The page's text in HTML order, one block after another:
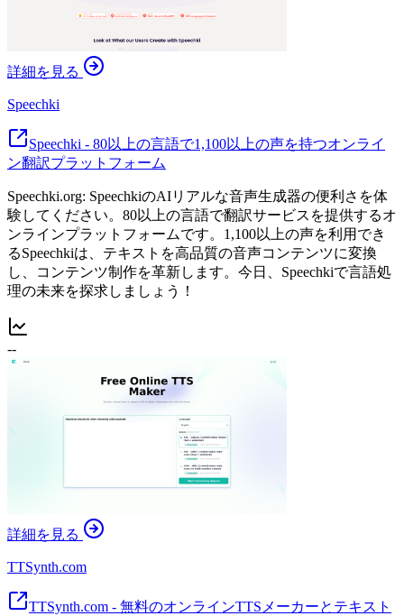
詳細を見る
Speechki
Speechki - 80以上の言語で1,100以上の声を持つオンライ
ン翻訳プラットフォーム
Speechki.org: SpeechkiのAIリアルな音声生成器の便利さを体
験してください。80以上の言語で翻訳サービスを提供するオ
ンラインプラットフォームです。1,100以上の声を利用でき
るSpeechkiは、テキストを高品質の音声コンテンツに変換
し、コンテンツ制作を革新します。今日、Speechkiで言語処
理の未来を探求しましょう！
--
詳細を見る
TTSynth.com
TTSynth.com - 無料のオンラインTTSメーカーとテキスト